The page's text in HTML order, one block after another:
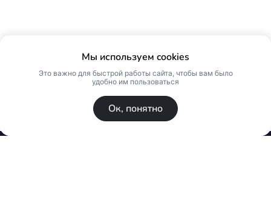
Мы используем cookies
Это важно для быстрой работы сайта, чтобы вам было
удобно им пользоваться
Ок, понятно